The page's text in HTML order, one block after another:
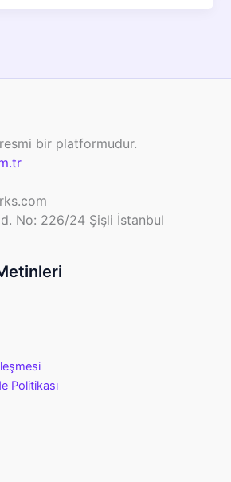
resmi bir platformudur.
No: 226/24 Şişli İstanbul
Politikası